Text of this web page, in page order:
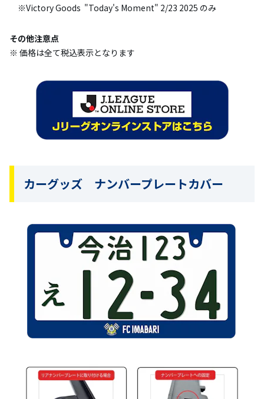
※Victory Goods "Today's Moment" 2/23 2025 のみ
その他注意点
※ 価格は全て税込表示となります
カーグッズ ナンバープレートカバー